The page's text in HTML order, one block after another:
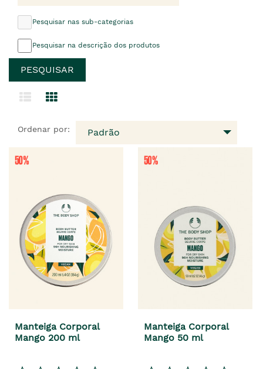
Pesquisar nas sub-categorias
Pesquisar na descrição dos produtos
Ordenar por: Padrão
Manteiga Corporal
Mango 200 ml
Manteiga Corporal
Mango 50 ml